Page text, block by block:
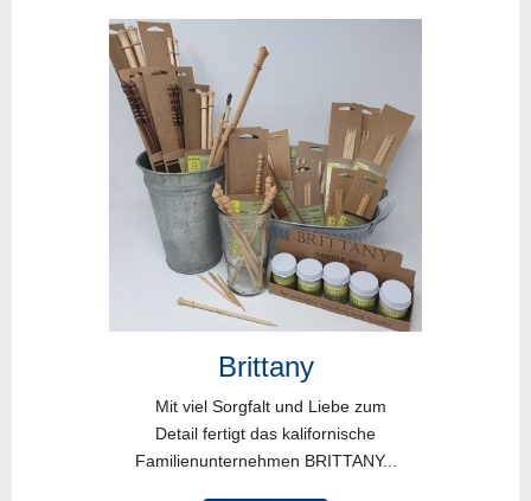
Brittany
Mit viel Sorgfalt und Liebe zum
Detail fertigt das kalifornische
Familienunternehmen BRITTANY...